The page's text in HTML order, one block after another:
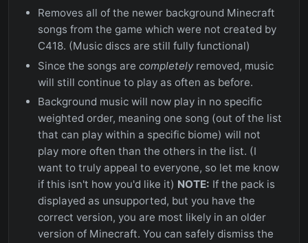
Removes all of the newer background Minecraft
songs from the game which were not created by
C418. (Music discs are still fully functional)
Since the songs arecompletelyremoved, music
will still continue to play as often as before.
Background music will now play in no specific
weighted order, meaning one song (out of the list
that can play within a specific biome) will not
play more often than the others in the list. (I
want to truly appeal to everyone, so let me know
if this isn't how you'd like it) NOTE: If the pack is
displayed as unsupported, but you have the
correct version, you are most likely in an older
version of Minecraft. You can safely dismiss the